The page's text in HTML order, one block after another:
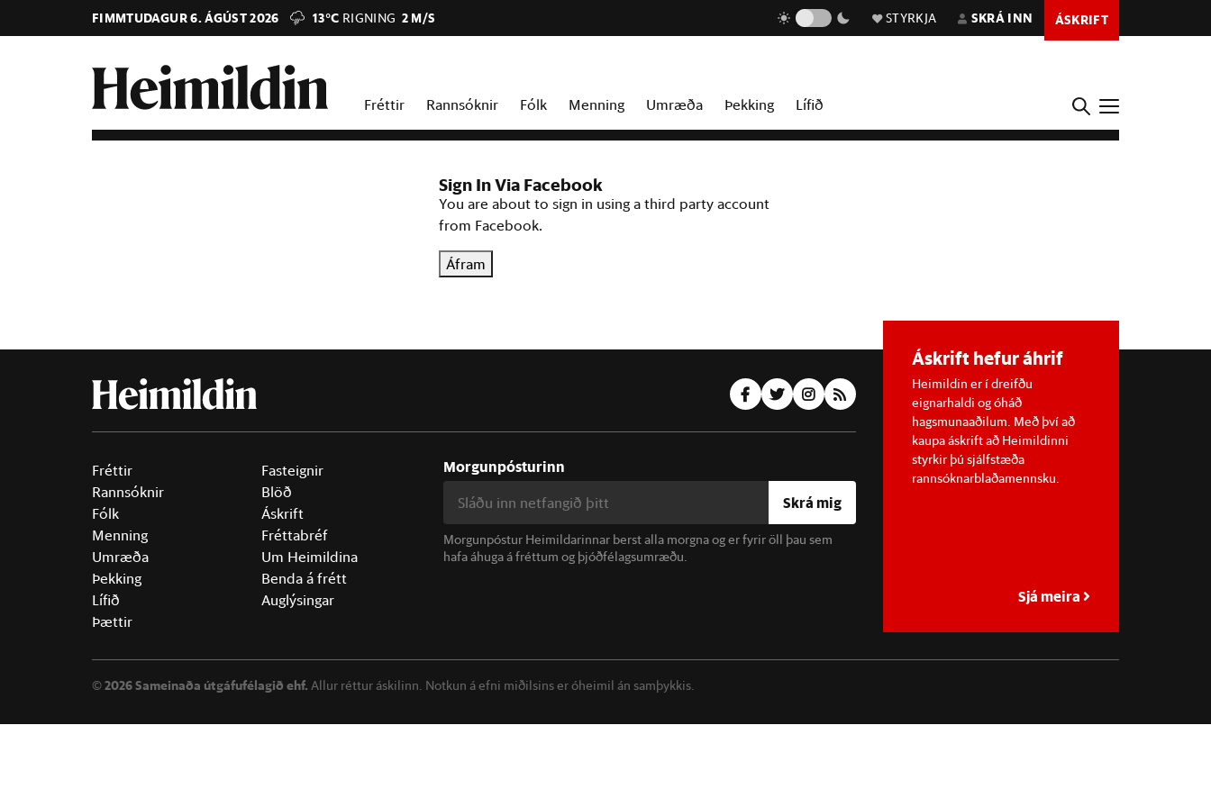
FIMMTUDAGUR 6. ÁGÚST 2026 13°C RIGNING 2 M/S STYRKJA SKRÁ INN ÁSKRIFT
Fréttir Rannsóknir Fólk Menning Umræða Þekking Lífið
Sign In Via Facebook
You are about to sign in using a third party account
from Facebook.
Áfram
Fréttir
Rannsóknir
Fólk
Menning
Umræða
Þekking
Lífið
Þættir
Fasteignir
Blöð
Áskrift
Fréttabréf
Um Heimildina
Benda á frétt
Auglýsingar
Morgunpósturinn
Skrá mig
Morgunpóstur Heimildarinnar berst alla morgna og er fyrir öll þau sem
hafa áhuga á fréttum og þjóðfélagsumræðu.
Áskrift hefur áhrif
Heimildin er í dreifðu
eignarhaldi og óháð
hagsmunaaðilum. Með því að
kaupa áskrift að Heimildinni
styrkir þú sjálfstæða
rannsóknarblaðamennsku.
Sjá meira
©2026 Sameinaða útgáfufélagið ehf. Allur réttur áskilinn. Notkun á efni miðilsins er óheimil án samþykkis.